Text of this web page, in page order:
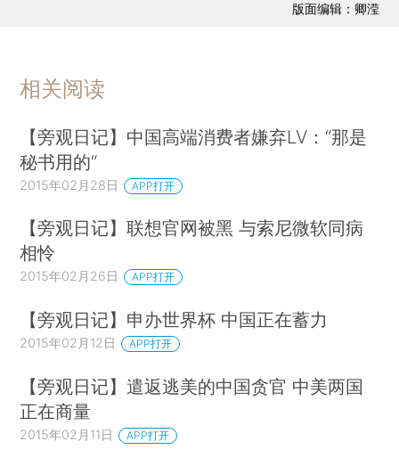
版面编辑：卿滢
相关阅读
【旁观日记】中国高端消费者嫌弃LV：“那是
秘书用的“
2015年02月28日 APP打开
【旁观日记】联想官网被黑 与索尼微软同病
相怜
2015年02月26日 APP打开
【旁观日记】申办世界杯 中国正在蓄力
2015年02月12日 APP打开
【旁观日记】遣返逃美的中国贪官 中美两国
正在商量
2015年02月11日 APP打开